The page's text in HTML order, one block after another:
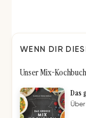
WENN DIR
Unser Mix-
Das